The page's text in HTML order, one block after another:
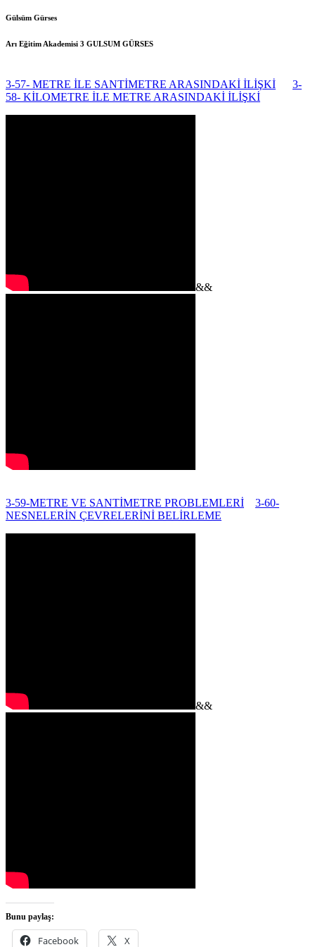
Gülsüm Gürses
Arı Eğitim Akademisi 3 GULSUM GÜRSES
3-57- METRE İLE SANTİMETRE ARASINDAKİ İLİŞKİ
3-
58- KİLOMETRE İLE METRE ARASINDAKİ İLİŞKİ
&&
3-59-METRE VE SANTİMETRE PROBLEMLERİ
3-60-
NESNELERİN ÇEVRELERİNİ BELİRLEME
&&
Bunu paylaş:
Facebook X